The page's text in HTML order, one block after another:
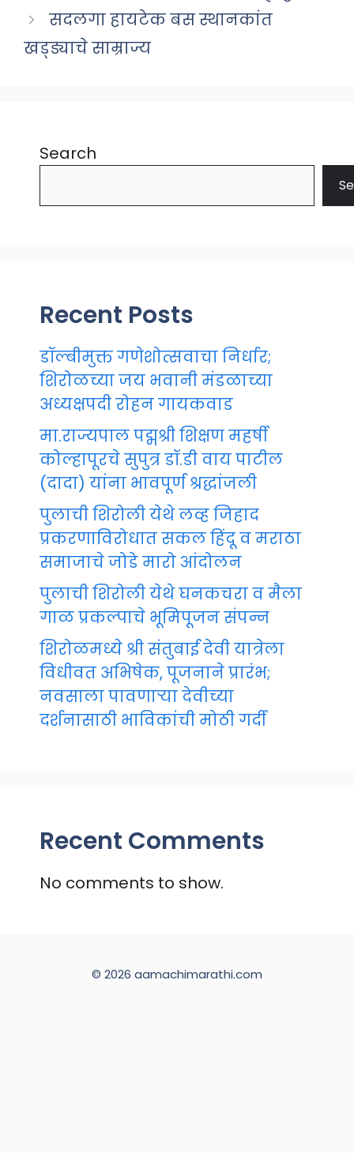
सदलगा हायटेक बस स्थानकांत
खड्ड्याचे साम्राज्य
Search
Recent Posts
डॉल्बीमुक्त गणेशोत्सवाचा निर्धार;
शिरोळच्या जय भवानी मंडळाच्या
अध्यक्षपदी रोहन गायकवाड
मा.राज्यपाल पद्मश्री शिक्षण महर्षी
कोल्हापूरचे सुपुत्र डॉ.डी वाय पाटील
(दादा) यांना भावपूर्ण श्रद्धांजली
पुलाची शिरोली येथे लव्ह जिहाद
प्रकरणाविरोधात सकल हिंदू व मराठा
समाजाचे जोडे मारो आंदोलन
पुलाची शिरोली येथे घनकचरा व मैला
गाळ प्रकल्पाचे भूमिपूजन संपन्न
शिरोळमध्ये श्री संतुबाई देवी यात्रेला
विधीवत अभिषेक, पूजनाने प्रारंभ;
नवसाला पावणाऱ्या देवीच्या
दर्शनासाठी भाविकांची मोठी गर्दी
Recent Comments
No comments to show.
© 2026 aamachimarathi.com